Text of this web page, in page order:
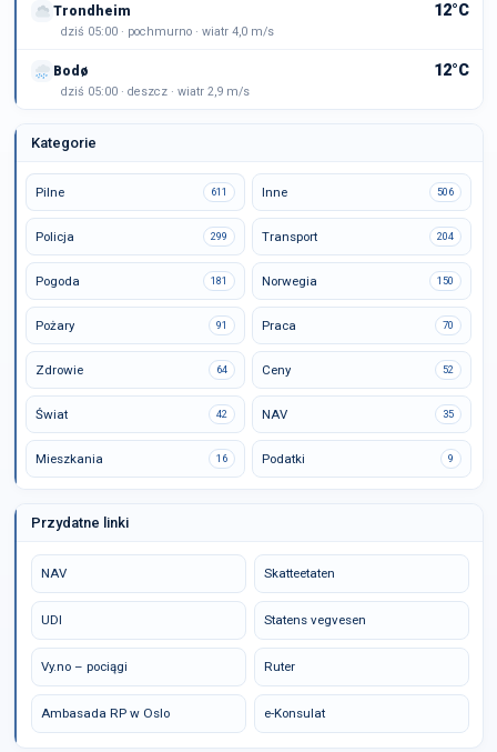
Trondheim 12°C
dziś 05:00 · pochmurno · wiatr 4,0 m/s
Bodø 12°C
dziś 05:00 · deszcz · wiatr 2,9 m/s
Kategorie
Pilne 611 Inne 506
Policja 299 Transport 204
Pogoda 181 Norwegia 150
Pożary 91 Praca 70
Zdrowie 64 Ceny 52
Świat 42 NAV 35
Mieszkania 16 Podatki 9
Przydatne linki
NAV Skatteetaten
UDI Statens vegvesen
Vy.no – pociągi Ruter
Ambasada RP w Oslo e-Konsulat